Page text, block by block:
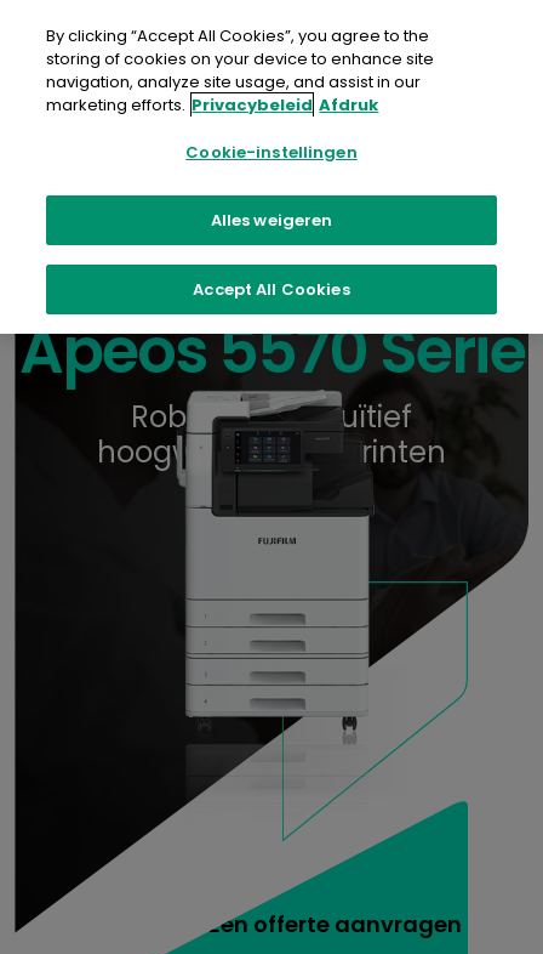
artikel
Contact
Brochure Waar te koop
Apeos 5570 Serie
Robuust en intuïtief
hoogwaardig A3 printen
Een offerte aanvragen
By clicking “Accept All Cookies”, you agree to the
storing of cookies on your device to enhance site
navigation, analyze site usage, and assist in our
marketing efforts. Privacybeleid Afdruk
Cookie-instellingen
Alles weigeren
Accept All Cookies